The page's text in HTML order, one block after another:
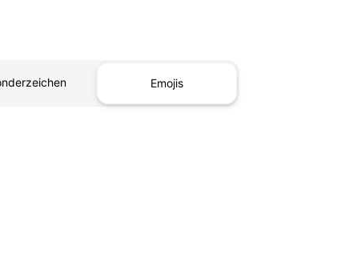
Emojis